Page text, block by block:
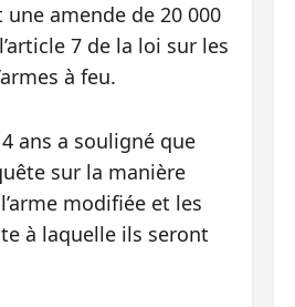
amende de 20 000
7 de la loi sur les
à feu.
ans a souligné que
sur la manière
modifiée et les
à laquelle ils seront